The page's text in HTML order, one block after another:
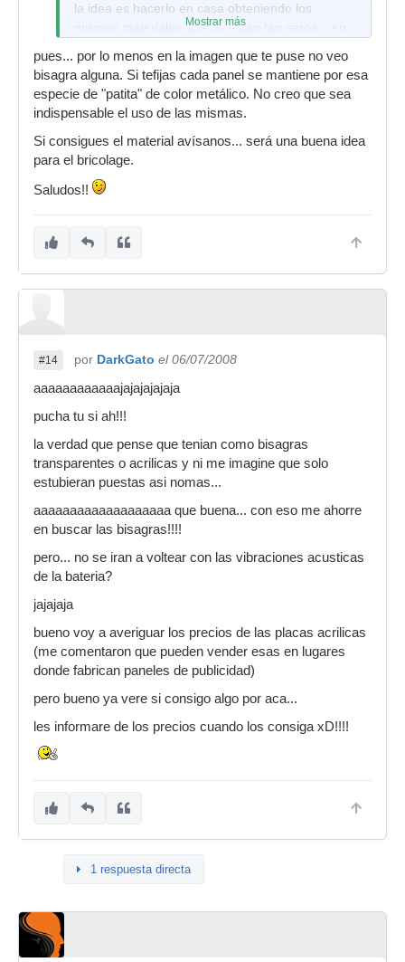
la idea es hacerlo en casa obteniendo los
mismos materiales que no estan tan caros... en
llegara jamas al precio de 348 euros
asi que seria un gran ahorro y funcionaria igual
como si me hubiera comprado una hecha...
no parece dificil armarse una de esas... ya puse
mas arriba las dimensiones...
lo unico que me intriga es saber que tipo de
con respecto a lo acustico si que ayuda
salu2
Mostrar más
pues... por lo menos en la imagen que te puse no veo
bisagra alguna. Si tefijas cada panel se mantiene por esa
especie de "patita" de color metálico. No creo que sea
indispensable el uso de las mismas.
Si consigues el material avísanos... será una buena idea
para el bricolage.
Saludos!!
#14 por DarkGato el 06/07/2008
aaaaaaaaaaaajajajajajaja
pucha tu si ah!!!
la verdad que pense que tenian como bisagras
transparentes o acrilicas y ni me imagine que solo
estubieran puestas asi nomas...
aaaaaaaaaaaaaaaaaaa que buena... con eso me ahorre
en buscar las bisagras!!!!
pero... no se iran a voltear con las vibraciones acusticas
de la bateria?
jajajaja
bueno voy a averiguar los precios de las placas acrilicas
(me comentaron que pueden vender esas en lugares
donde fabrican paneles de publicidad)
pero bueno ya vere si consigo algo por aca...
les informare de los precios cuando los consiga xD!!!!
1 respuesta directa